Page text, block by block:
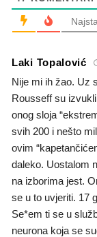
Laki Topalović
Nije mi ih žao. Uz
Rousseff su
onog sloja
svih 200 i nešto
ovim
daleko. Uostalom
na izborima jest.
se u to uvjeriti. 17
Se*em ti se u
neurona koja se